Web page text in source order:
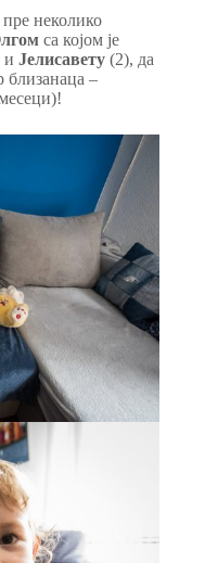
неколико
са којом је
и Јелисавету (2), да
близанаца –